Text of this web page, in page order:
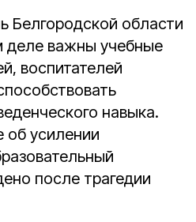
Белгородской области
деле важны учебные
воспитателей
навыка.
усилении
после трагедии